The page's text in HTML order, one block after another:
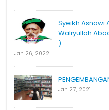
Syeikh Asnawi
Waliyullah
)
Jan 26, 2022
Jan 27, 2021